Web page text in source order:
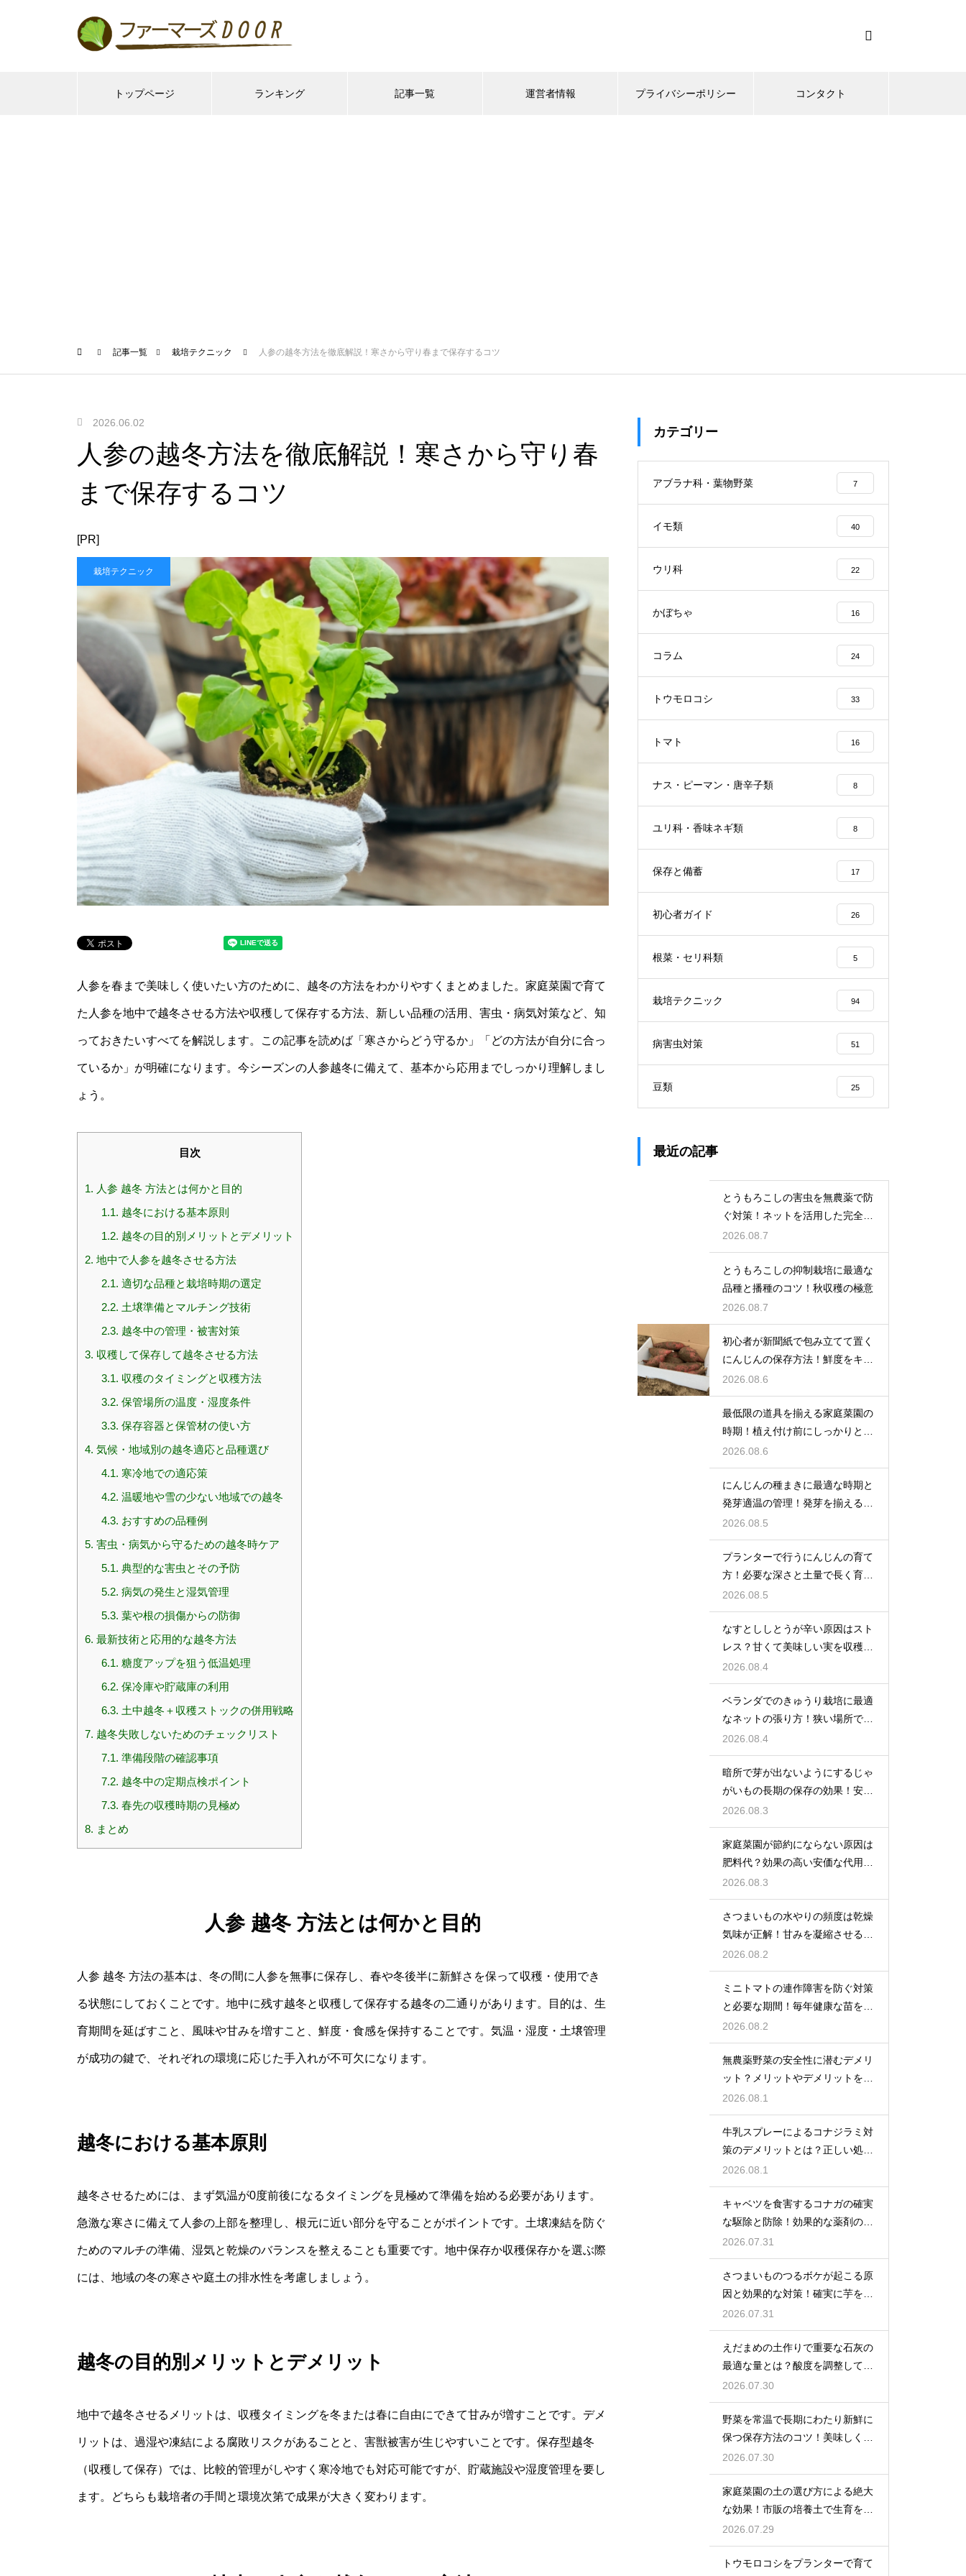
トップページ ランキング 記事一覧 運営者情報 プライバシーポリシー コンタクト
記事一覧 栽培テクニック 人参の越冬方法を徹底解説！寒さから守り春まで保存するコツ
2026.06.02
人参の越冬方法を徹底解説！寒さから守り春
まで保存するコツ
[PR]
栽培テクニック
人参を春まで美味しく使いたい方のために、越冬の方法をわかりやすくまとめました。家庭菜園で育て
た人参を地中で越冬させる方法や収穫して保存する方法、新しい品種の活用、害虫・病気対策など、知
っておきたいすべてを解説します。この記事を読めば「寒さからどう守るか」「どの方法が自分に合っ
ているか」が明確になります。今シーズンの人参越冬に備えて、基本から応用までしっかり理解しまし
ょう。
目次
1. 人参 越冬 方法とは何かと目的
1.1. 越冬における基本原則
1.2. 越冬の目的別メリットとデメリット
2. 地中で人参を越冬させる方法
2.1. 適切な品種と栽培時期の選定
2.2. 土壌準備とマルチング技術
2.3. 越冬中の管理・被害対策
3. 収穫して保存して越冬させる方法
3.1. 収穫のタイミングと収穫方法
3.2. 保管場所の温度・湿度条件
3.3. 保存容器と保管材の使い方
4. 気候・地域別の越冬適応と品種選び
4.1. 寒冷地での適応策
4.2. 温暖地や雪の少ない地域での越冬
4.3. おすすめの品種例
5. 害虫・病気から守るための越冬時ケア
5.1. 典型的な害虫とその予防
5.2. 病気の発生と湿気管理
5.3. 葉や根の損傷からの防御
6. 最新技術と応用的な越冬方法
6.1. 糖度アップを狙う低温処理
6.2. 保冷庫や貯蔵庫の利用
6.3. 土中越冬＋収穫ストックの併用戦略
7. 越冬失敗しないためのチェックリスト
7.1. 準備段階の確認事項
7.2. 越冬中の定期点検ポイント
7.3. 春先の収穫時期の見極め
8. まとめ
人参 越冬 方法とは何かと目的
人参 越冬 方法の基本は、冬の間に人参を無事に保存し、春や冬後半に新鮮さを保って収穫・使用でき
る状態にしておくことです。地中に残す越冬と収穫して保存する越冬の二通りがあります。目的は、生
育期間を延ばすこと、風味や甘みを増すこと、鮮度・食感を保持することです。気温・湿度・土壌管理
が成功の鍵で、それぞれの環境に応じた手入れが不可欠になります。
越冬における基本原則
越冬させるためには、まず気温が0度前後になるタイミングを見極めて準備を始める必要があります。
急激な寒さに備えて人参の上部を整理し、根元に近い部分を守ることがポイントです。土壌凍結を防ぐ
ためのマルチの準備、湿気と乾燥のバランスを整えることも重要です。地中保存か収穫保存かを選ぶ際
には、地域の冬の寒さや庭土の排水性を考慮しましょう。
越冬の目的別メリットとデメリット
地中で越冬させるメリットは、収穫タイミングを冬または春に自由にできて甘みが増すことです。デメ
リットは、過湿や凍結による腐敗リスクがあることと、害獣被害が生じやすいことです。保存型越冬
（収穫して保存）では、比較的管理がしやすく寒冷地でも対応可能ですが、貯蔵施設や湿度管理を要し
ます。どちらも栽培者の手間と環境次第で成果が大きく変わります。
カテゴリー
アブラナ科・葉物野菜 7
イモ類 40
ウリ科 22
かぼちゃ 16
コラム 24
トウモロコシ 33
トマト 16
ナス・ピーマン・唐辛子類 8
ユリ科・香味ネギ類 8
保存と備蓄 17
初心者ガイド 26
根菜・セリ科類 5
栽培テクニック 94
病害虫対策 51
豆類 25
最近の記事
とうもろこしの害虫を無農薬で防
ぐ対策！ネットを活用した完全防
御
2026.08.7
とうもろこしの抑制栽培に最適な
品種と播種のコツ！秋収穫の極意
2026.08.7
初心者が新聞紙で包み立てて置く
にんじんの保存方法！鮮度をキー
プする
2026.08.6
最低限の道具を揃える家庭菜園の
時期！植え付け前にしっかりと準
備をする
2026.08.6
にんじんの種まきに最適な時期と
発芽適温の管理！発芽を揃えるコ
ツ
2026.08.5
プランターで行うにんじんの育て
方！必要な深さと土量で長く育て
る
2026.08.5
なすとししとうが辛い原因はスト
レス？甘くて美味しい実を収穫す
る
2026.08.4
ベランダでのきゅうり栽培に最適
なネットの張り方！狭い場所でも
大収穫
2026.08.4
暗所で芽が出ないようにするじゃ
がいもの長期の保存の効果！安全
に食べ切る
2026.08.3
家庭菜園が節約にならない原因は
肥料代？効果の高い安価な代用品
を活用する
2026.08.3
さつまいもの水やりの頻度は乾燥
気味が正解！甘みを凝縮させる管
理法
2026.08.2
ミニトマトの連作障害を防ぐ対策
と必要な期間！毎年健康な苗を育
てる
2026.08.2
無農薬野菜の安全性に潜むデメリ
ット？メリットやデメリットを徹
底的に検証
2026.08.1
牛乳スプレーによるコナジラミ対
策のデメリットとは？正しい処理
で防ぐ
2026.08.1
キャベツを食害するコナガの確実
な駆除と防除！効果的な薬剤の選
び方
2026.07.31
さつまいものつるボケが起こる原
因と効果的な対策！確実に芋を肥
大化
2026.07.31
えだまめの土作りで重要な石灰の
最適な量とは？酸度を調整して生
育を促す
2026.07.30
野菜を常温で長期にわたり新鮮に
保つ保存方法のコツ！美味しく食
べ切る
2026.07.30
家庭菜園の土の選び方による絶大
な効果！市販の培養土で生育を劇
的に改善
2026.07.29
トウモロコシをプランターで育て